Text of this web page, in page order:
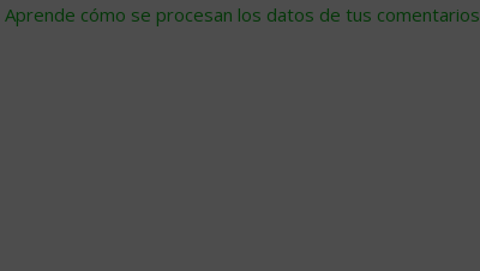
Aprende cómo se procesan los datos de tus comentarios